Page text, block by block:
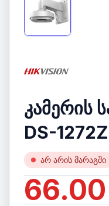
კამერის
DS-
არ არის მარაგში